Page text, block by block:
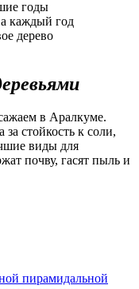
годы
каждый год
дерево
в Аралкуме.
стойкость к соли,
виды для
почву, гасят пыль и
пирамидальной